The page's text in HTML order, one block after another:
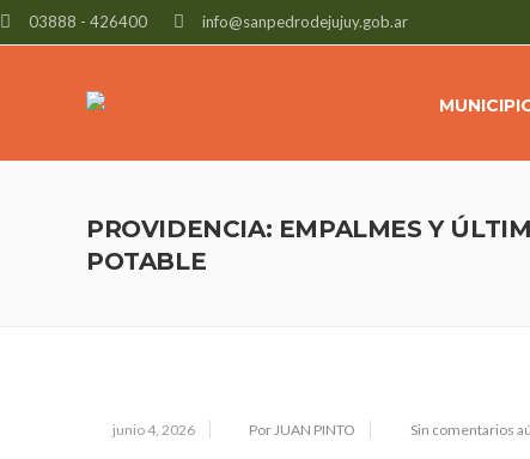
info@sanpedrodejujuy.gob.ar
03888 - 426400
PROVIDENCIA: EMPALMES Y
POTABLE
junio 4, 2026 Por JUAN PINTO Sin comentarios